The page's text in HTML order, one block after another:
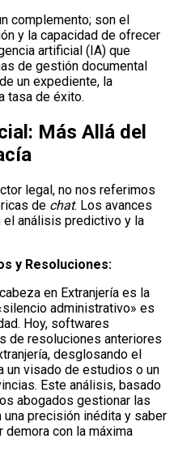
complemento; son el
y la capacidad de ofrecer
artificial (IA) que
de gestión documental
un expediente, la
tasa de éxito.
Más Allá del
legal, no nos referimos
de chat. Los avances
análisis predictivo y la
y Resoluciones:
en Extranjería es la
administrativo» es
Hoy, softwares
de resoluciones anteriores
desglosando el
un visado de estudios o un
Este análisis, basado
abogados gestionar las
precisión inédita y saber
demora con la máxima